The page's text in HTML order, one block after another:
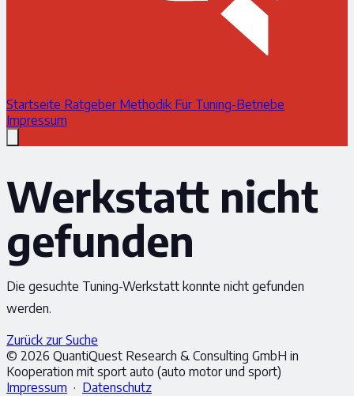
Startseite Ratgeber Methodik Für Tuning-Betriebe
Impressum
Werkstatt nicht
gefunden
Die gesuchte Tuning-Werkstatt konnte nicht gefunden
werden.
Zurück zur Suche
© 2026 QuantiQuest Research & Consulting GmbH in
Kooperation mit sport auto (auto motor und sport)
Impressum · Datenschutz